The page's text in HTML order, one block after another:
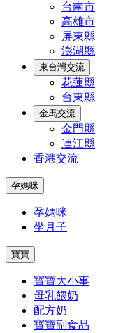
台南市
高雄市
屏東縣
澎湖縣
東台灣交流
花蓮縣
台東縣
金馬交流
金門縣
連江縣
香港交流
孕媽咪
孕媽咪
坐月子
寶寶
寶寶大小事
母乳餵奶
配方奶
寶寶副食品